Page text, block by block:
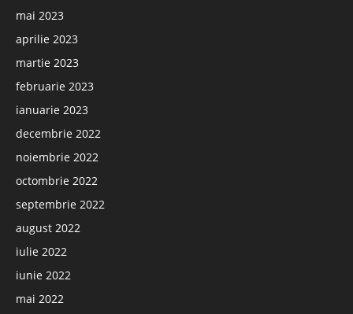
mai 2023
aprilie 2023
martie 2023
februarie 2023
ianuarie 2023
decembrie 2022
noiembrie 2022
octombrie 2022
septembrie 2022
august 2022
iulie 2022
iunie 2022
mai 2022